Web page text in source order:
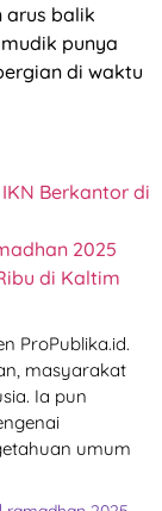
arus balik
punya
di waktu
Berkantor di
2025
di Kaltim
ProPublika.id.
masyarakat
Ia pun
umum